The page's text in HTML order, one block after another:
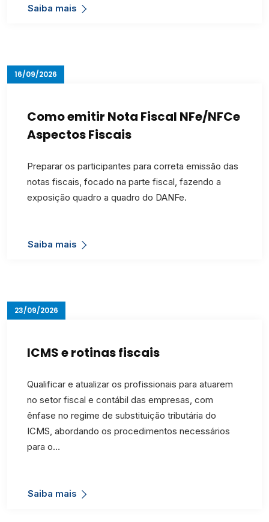
Saiba mais
16/09/2026
Como emitir Nota Fiscal NFe/NFCe
Aspectos Fiscais
Preparar os participantes para correta emissão das
notas fiscais, focado na parte fiscal, fazendo a
exposição quadro a quadro do DANFe.
Saiba mais
23/09/2026
ICMS e rotinas fiscais
Qualificar e atualizar os profissionais para atuarem
no setor fiscal e contábil das empresas, com
ênfase no regime de substituição tributária do
ICMS, abordando os procedimentos necessários
para o…
Saiba mais